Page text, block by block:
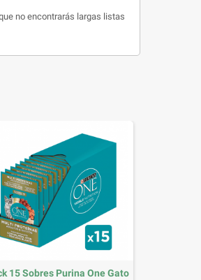
no encontrarás largas listas
15 Sobres Purina One Gato